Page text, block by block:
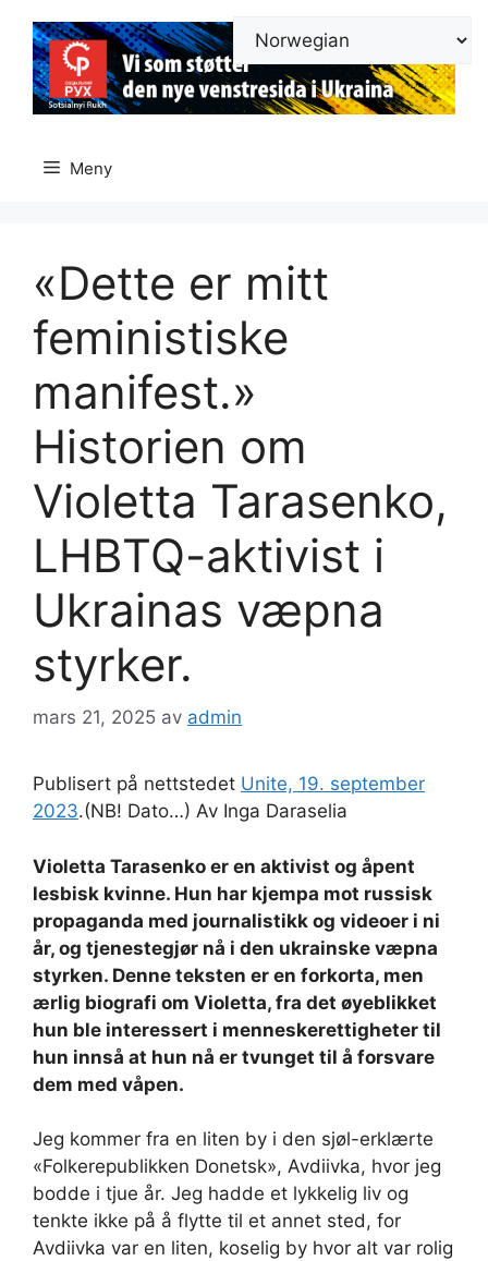
innhold
Meny
«Dette er mitt
feministiske
manifest.»
Historien om
Violetta Tarasenko,
LHBTQ-aktivist i
Ukrainas væpna
styrker.
mars 21, 2025 av admin
Publisert på nettstedet Unite, 19. september
2023.(NB! Dato…) Av Inga Daraselia
Violetta Tarasenko er en aktivist og åpent
lesbisk kvinne. Hun har kjempa mot russisk
propaganda med journalistikk og videoer i ni
år, og tjenestegjør nå i den ukrainske væpna
styrken. Denne teksten er en forkorta, men
ærlig biografi om Violetta, fra det øyeblikket
hun ble interessert i menneskerettigheter til
hun innså at hun nå er tvunget til å forsvare
dem med våpen.
Jeg kommer fra en liten by i den sjøl-erklærte
«Folkerepublikken Donetsk», Avdiivka, hvor jeg
bodde i tjue år. Jeg hadde et lykkelig liv og
tenkte ikke på å flytte til et annet sted, for
Avdiivka var en liten, koselig by hvor alt var rolig